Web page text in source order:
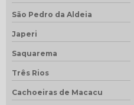
São Pedro da Aldeia
Japeri
Saquarema
Três Rios
Cachoeiras de Macacu